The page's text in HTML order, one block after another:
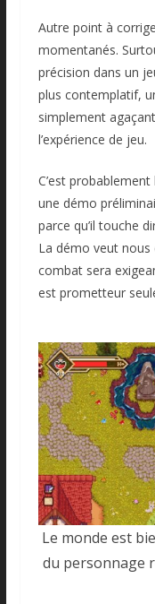
Autre point à
momentanés.
précision dans un
plus contemplatif,
simplement
l’expérience de jeu.
C’est
une démo
parce qu’il touche
La démo veut nous
combat sera
est prometteur
Le monde est
du personnage